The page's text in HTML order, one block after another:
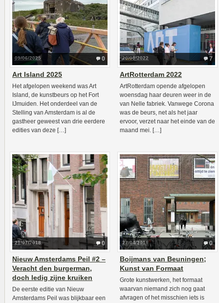
0
09/06/2025
Art Island 2025
Het afgelopen weekend was Art
Island, de kunstbeurs op het Fort
IJmuiden. Het onderdeel van de
Stelling van Amsterdam is al de
gastheer geweest van drie eerdere
edities van deze […]
7
20/05/2022
ArtRotterdam 2022
ArtRotterdam opende afgelopen
woensdag haar deuren weer in de
van Nelle fabriek. Vanwege Corona
was de beurs, net als het jaar
ervoor, verzet naar het einde van de
maand mei. […]
0
21/07/2018
Nieuw Amsterdams Peil #2 –
Veracht den burgerman,
doch ledig zijne kruiken
De eerste editie van Nieuw
Amsterdams Peil was blijkbaar een
0
27/04/2018
Boijmans van Beuningen;
Kunst van Formaat
Grote kunstwerken, het formaat
waarvan niemand zich nog gaat
afvragen of het misschien iets is